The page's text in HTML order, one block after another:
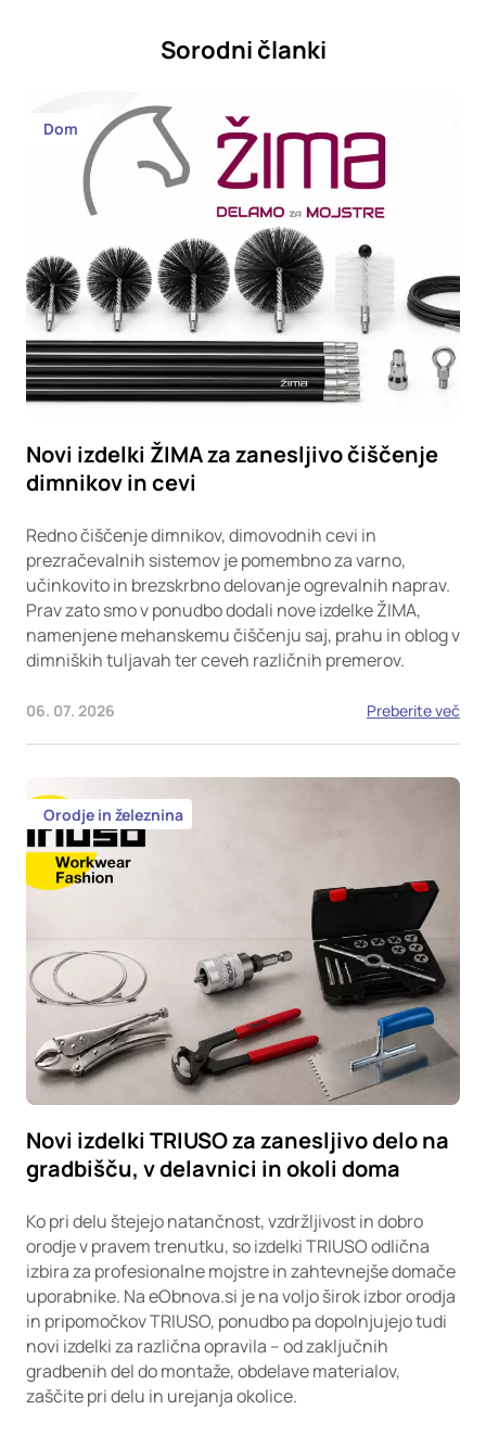
Sorodni članki
Dom
Novi izdelki ŽIMA za zanesljivo čiščenje
dimnikov in cevi
Redno čiščenje dimnikov, dimovodnih cevi in
prezračevalnih sistemov je pomembno za varno,
učinkovito in brezskrbno delovanje ogrevalnih naprav.
Prav zato smo v ponudbo dodali nove izdelke ŽIMA,
namenjene mehanskemu čiščenju saj, prahu in oblog v
dimniških tuljavah ter ceveh različnih premerov.
06. 07. 2026 Preberite več
Orodje in železnina
Novi izdelki TRIUSO za zanesljivo delo na
gradbišču, v delavnici in okoli doma
Ko pri delu štejejo natančnost, vzdržljivost in dobro
orodje v pravem trenutku, so izdelki TRIUSO odlična
izbira za profesionalne mojstre in zahtevnejše domače
uporabnike. Na eObnova.si je na voljo širok izbor orodja
in pripomočkov TRIUSO, ponudbo pa dopolnjujejo tudi
novi izdelki za različna opravila – od zaključnih
gradbenih del do montaže, obdelave materialov,
zaščite pri delu in urejanja okolice.